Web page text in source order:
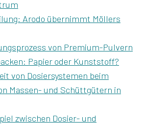
Arodo übernimmt Möllers
von Premium-Pulvern
Papier oder Kunststoff?
von Dosiersystemen beim
Massen- und Schüttgütern in
zwischen Dosier- und